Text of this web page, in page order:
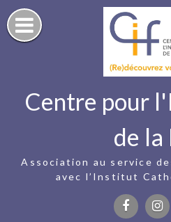
Skip
to
content
Centre pour
de la
Association au service
avec l’Institut